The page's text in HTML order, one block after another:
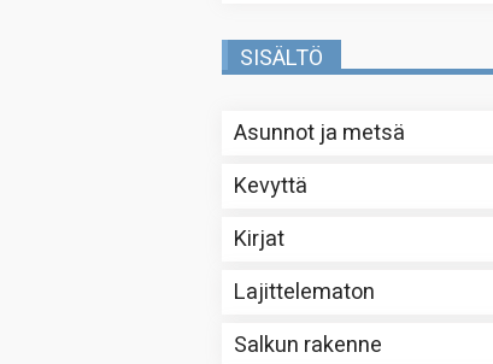
SISÄLTÖ
Asunnot ja metsä
Kevyttä
Kirjat
Lajittelematon
Salkun rakenne